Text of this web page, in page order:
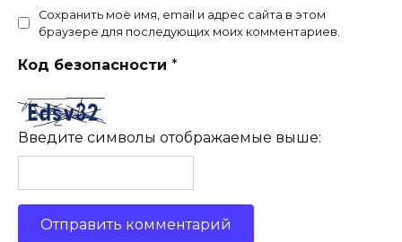
Сохранить моё имя, email и адрес сайта в этом
браузере для последующих моих комментариев.
Код безопасности *
Введите символы отображаемые выше: